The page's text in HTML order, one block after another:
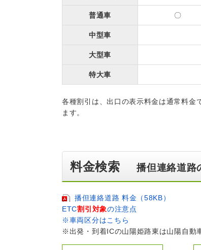
普通車 〇
中型車
大型車
特大車
各種割引は、出口の表示料金は通常料金
ます。
料金検索播但連絡道路
播但連絡道路 料金（58KB）
ETC割引対象の注意点
※車両区分はこちら
※出発・到着ICの山陽姫路東は山陽自動